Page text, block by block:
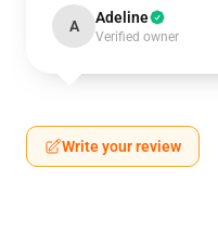
A Adeline
Verified owner
Write your review